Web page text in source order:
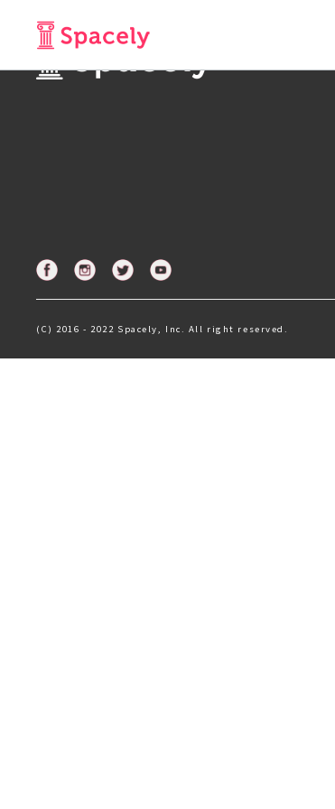
(C) 2016 - 2022 Spacely, Inc. All right reserved.